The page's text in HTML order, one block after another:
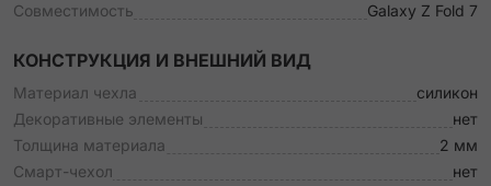
Совместимость
Galaxy Z Fold 7
КОНСТРУКЦИЯ И ВНЕШНИЙ ВИД
Материал чехла
силикон
Декоративные элементы
нет
Толщина материала
2 мм
Смарт-чехол
нет